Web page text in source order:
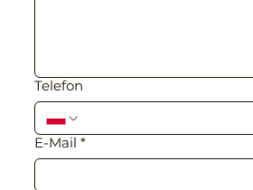
Telefon
E-Mail *